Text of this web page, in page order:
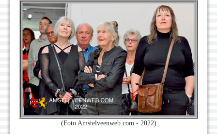
(Foto Amstelveenweb.com - 2022)